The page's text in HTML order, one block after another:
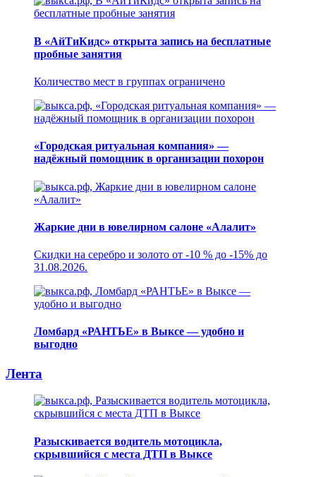
В «АйТиКидс» открыта запись на бесплатные
пробные занятия
Количество мест в группах ограничено
«Городская ритуальная компания» —
надёжный помощник в организации похорон
Жаркие дни в ювелирном салоне «Алалит»
Скидки на серебро и золото от -10 % до -15% до
31.08.2026.
Ломбард «РАНТЬЕ» в Выксе — удобно и
выгодно
Лента
Разыскивается водитель мотоцикла,
скрывшийся с места ДТП в Выксе